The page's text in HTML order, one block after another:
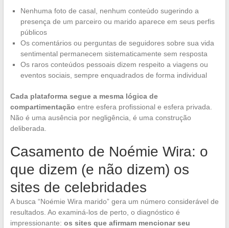
Nenhuma foto de casal, nenhum conteúdo sugerindo a
presença de um parceiro ou marido aparece em seus perfis
públicos
Os comentários ou perguntas de seguidores sobre sua vida
sentimental permanecem sistematicamente sem resposta
Os raros conteúdos pessoais dizem respeito a viagens ou
eventos sociais, sempre enquadrados de forma individual
Cada plataforma segue a mesma lógica de
compartimentação entre esfera profissional e esfera privada.
Não é uma ausência por negligência, é uma construção
deliberada.
Casamento de Noémie Wira: o
que dizem (e não dizem) os
sites de celebridades
A busca “Noémie Wira marido” gera um número considerável de
resultados. Ao examiná-los de perto, o diagnóstico é
impressionante: os sites que afirmam mencionar seu